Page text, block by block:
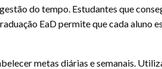
do tempo. Estudantes que
EaD permite que cada
metas diárias e semanais.